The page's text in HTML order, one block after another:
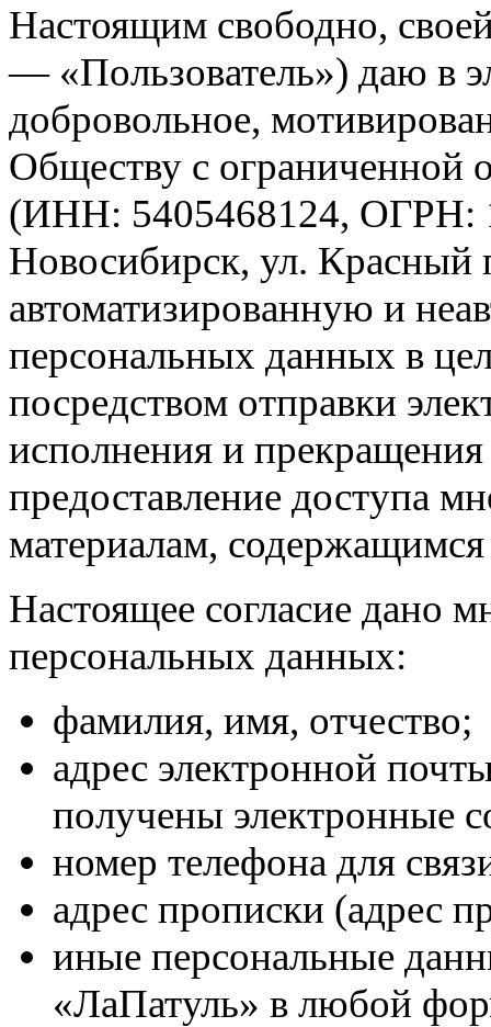
Настоящим свободно,
— «Пользователь») даю в
добровольное,
Обществу с ограниченной
(ИНН: 5405468124, ОГРН:
Новосибирск, ул. Красный
автоматизированную и
персональных данных в
посредством отправки
исполнения и
предоставление доступа
материалам,
Настоящее согласие дано
персональных данных:
фамилия, имя, отчество;
адрес электронной
получены электронные
номер телефона для
адрес прописки (адрес
иные персональные
«ЛаПатуль» в любой